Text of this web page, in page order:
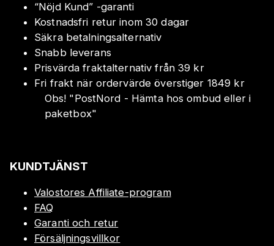
“Nöjd Kund” -garanti
Kostnadsfri retur inom 30 dagar
Säkra betalningsalternativ
Snabb leverans
Prisvärda fraktalternativ från 39 kr
Fri frakt när ordervärde överstiger 1849 kr
Obs! "PostNord - Hämta hos ombud eller i
paketbox"
KUNDTJÄNST
Valostores Affiliate-program
FAQ
Garanti och retur
Försäljningsvillkor